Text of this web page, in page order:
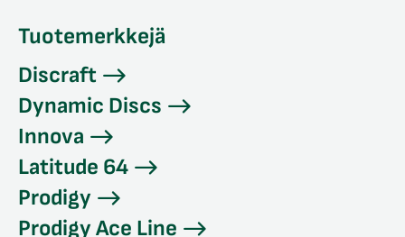
Tuotemerkkejä
Discraft
Dynamic Discs
Innova
Latitude 64
Prodigy
Prodigy Ace Line